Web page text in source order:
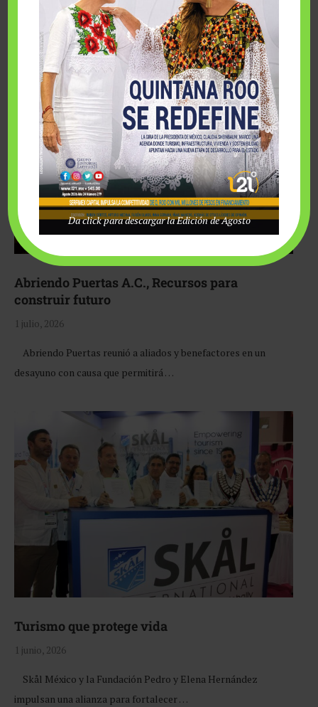
Fairmont Mayakoba y Make-A-Wish México unieron
esfuerzos para hacer realidad el deseo de una …
Abriendo Puertas A.C., Recursos para
construir futuro
1 julio, 2026
Abriendo Puertas reunió a aliados y benefactores en un
desayuno con causa que permitirá …
Turismo que protege vida
1 junio, 2026
Skål México y la Fundación Pedro y Elena Hernández
impulsan una alianza para fortalecer …
Da click para descargar la Edición de Agosto